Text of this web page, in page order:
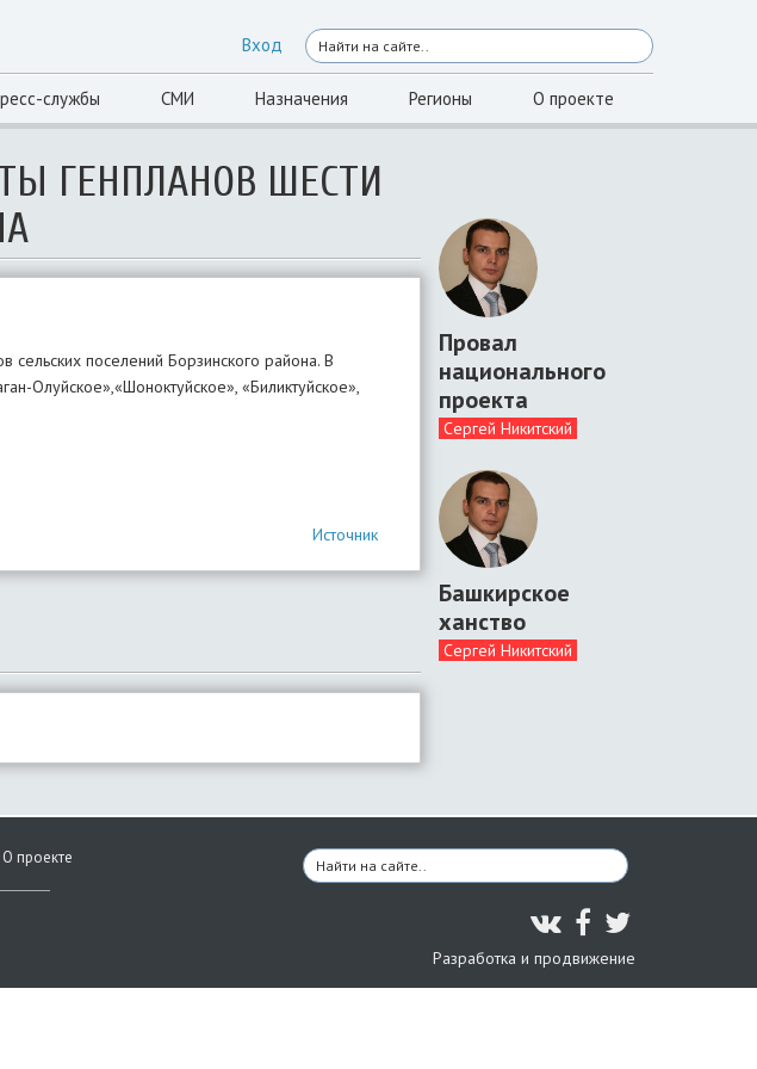
Вход
службы СМИ Назначения Регионы О проекте
ГЕНПЛАНОВ ШЕСТИ
сельских поселений Борзинского района. В
Олуйское»,«Шоноктуйское», «Биликтуйское»,
Источник
Провал
национального
проекта
Сергей Никитский
Башкирское
ханство
Сергей Никитский
О проекте
Разработка и продвижение